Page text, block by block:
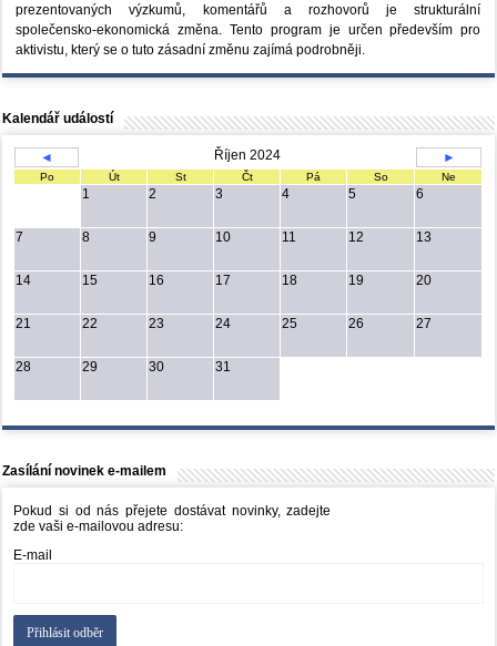
prezentovaných výzkumů, komentářů a rozhovorů je strukturální
společensko-ekonomická změna. Tento program je určen především pro
aktivistu, který se o tuto zásadní změnu zajímá podrobněji.
Kalendář událostí
◄ Říjen 2024 ►
Po Út St Čt Pá So Ne
1 2 3 4 5 6
7 8 9 10 11 12 13
14 15 16 17 18 19 20
21 22 23 24 25 26 27
28 29 30 31
Zasílání novinek e-mailem
Pokud si od nás přejete dostávat novinky, zadejte
zde vaši e-mailovou adresu:
E-mail